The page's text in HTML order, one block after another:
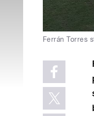
Ferrán Torres